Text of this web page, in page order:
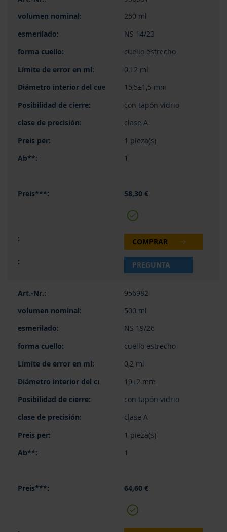
250 ml
NS 14/23
cuello estrecho
0,12 ml
15,5±1,5 mm
con tapón vidrio
clase A
1 pieza(s)
1
58,30 €
COMPRAR
PREGUNTA
956982
500 ml
NS 19/26
cuello estrecho
0,2 ml
19±2 mm
con tapón vidrio
clase A
1 pieza(s)
1
64,60 €